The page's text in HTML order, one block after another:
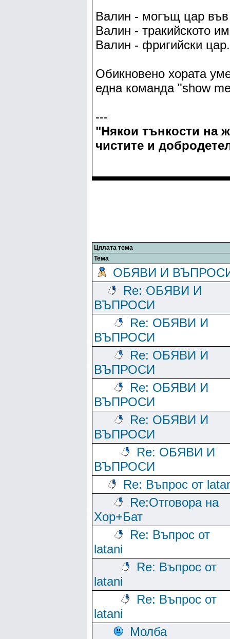
Валин - могъщ цар във
Валин - тракийското
Валин - фригийски цар.
Обикновено хората
една команда "show
---
"Някои тънкости на
чистите и
Цялата тема
Тема
ОБЯВИ И
Re: ОБЯВИ И
ВЪПРОСИ
Re: ОБЯВИ И
ВЪПРОСИ
Re: ОБЯВИ И
ВЪПРОСИ
Re: ОБЯВИ И
ВЪПРОСИ
Re: ОБЯВИ И
ВЪПРОСИ
Re: ОБЯВИ И
ВЪПРОСИ
Re: Въпрос от
Re:Отговора на
Хор+Бат
Re: Въпрос от
latani
Re: Въпрос от
latani
Re: Въпрос от
latani
Молба